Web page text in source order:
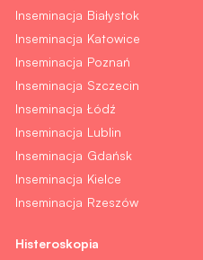
Inseminacja Białystok
Inseminacja Katowice
Inseminacja Poznań
Inseminacja Szczecin
Inseminacja Łódź
Inseminacja Lublin
Inseminacja Gdańsk
Inseminacja Kielce
Inseminacja Rzeszów
Histeroskopia